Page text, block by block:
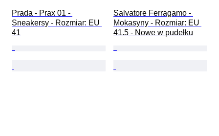
Prada - Prax 01 -
Sneakersy - Rozmiar: EU
41
Salvatore Ferragamo -
Mokasyny - Rozmiar: EU
41.5 - Nowe w pudełku